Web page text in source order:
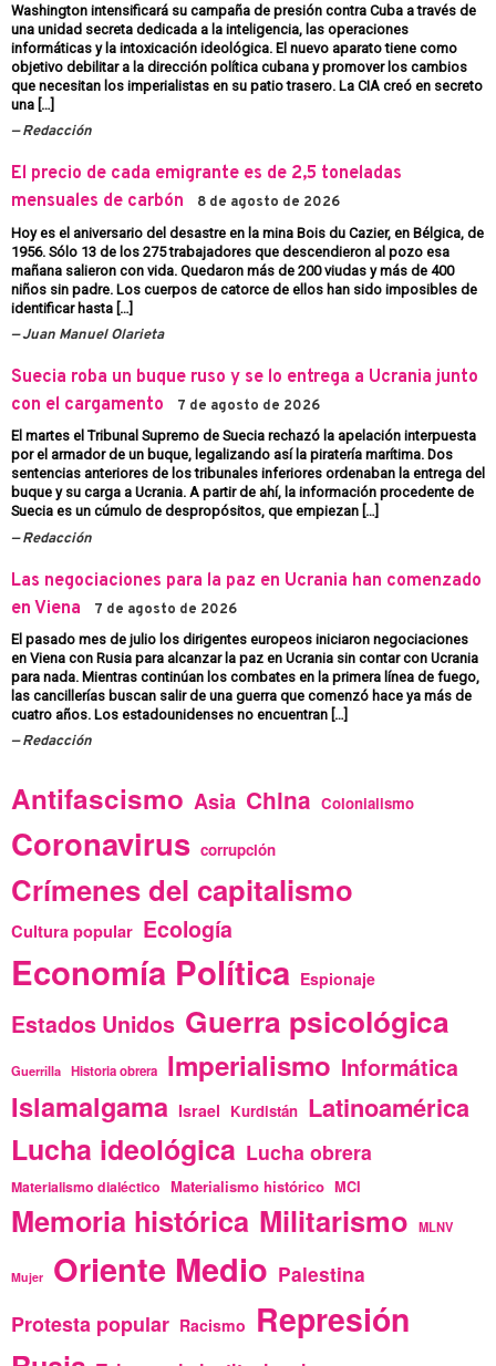
Washington intensificará su campaña de presión contra Cuba a través de
una unidad secreta dedicada a la inteligencia, las operaciones
informáticas y la intoxicación ideológica. El nuevo aparato tiene como
objetivo debilitar a la dirección política cubana y promover los cambios
que necesitan los imperialistas en su patio trasero. La CIA creó en secreto
una […]
Redacción
El precio de cada emigrante es de 2,5 toneladas
mensuales de carbón
8 de agosto de 2026
Hoy es el aniversario del desastre en la mina Bois du Cazier, en Bélgica, de
1956. Sólo 13 de los 275 trabajadores que descendieron al pozo esa
mañana salieron con vida. Quedaron más de 200 viudas y más de 400
niños sin padre. Los cuerpos de catorce de ellos han sido imposibles de
identificar hasta […]
Juan Manuel Olarieta
Suecia roba un buque ruso y se lo entrega a Ucrania junto
con el cargamento
7 de agosto de 2026
El martes el Tribunal Supremo de Suecia rechazó la apelación interpuesta
por el armador de un buque, legalizando así la piratería marítima. Dos
sentencias anteriores de los tribunales inferiores ordenaban la entrega del
buque y su carga a Ucrania. A partir de ahí, la información procedente de
Suecia es un cúmulo de despropósitos, que empiezan […]
Redacción
Las negociaciones para la paz en Ucrania han comenzado
en Viena
7 de agosto de 2026
El pasado mes de julio los dirigentes europeos iniciaron negociaciones
en Viena con Rusia para alcanzar la paz en Ucrania sin contar con Ucrania
para nada. Mientras continúan los combates en la primera línea de fuego,
las cancillerías buscan salir de una guerra que comenzó hace ya más de
cuatro años. Los estadounidenses no encuentran […]
Redacción
Antifascismo Asia China Colonialismo
Coronavirus corrupción
Crímenes del capitalismo
Cultura popular Ecología
Economía Política Espionaje
Estados Unidos Guerra psicológica
Guerrilla Historia obrera Imperialismo Informática
Islamalgama Israel Kurdistán Latinoamérica
Lucha ideológica Lucha obrera
Materialismo dialéctico Materialismo histórico MCI
Memoria histórica Militarismo MLNV
Mujer Oriente Medio Palestina
Protesta popular Racismo Represión